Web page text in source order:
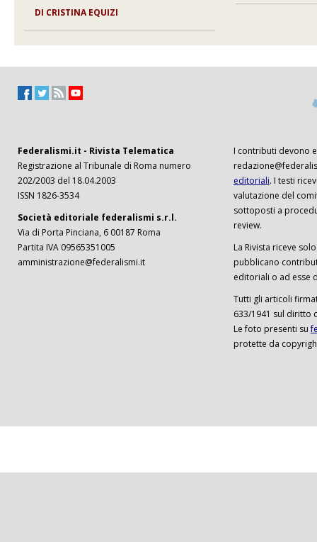
DI CRISTINA EQUIZI
Federalismi.it - Rivista Telematica
Registrazione al Tribunale di Roma numero
202/2003 del 18.04.2003
ISSN 1826-3534
Società editoriale federalismi s.r.l.
Via di Porta Pinciana, 6 00187 Roma
Partita IVA 09565351005
amministrazione@federalismi.it
I contributi devono
editoriali. I testi
valutazione del
sottoposti a
review.
La Rivista riceve
pubblicano
editoriali o ad esse
Tutti gli articoli
633/1941 sul diritto
Le foto presenti su
protette da